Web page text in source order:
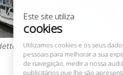
Pode aceitar, rejeitar ou
momento.
por
me ver Ok para mim
do Pont Neuf